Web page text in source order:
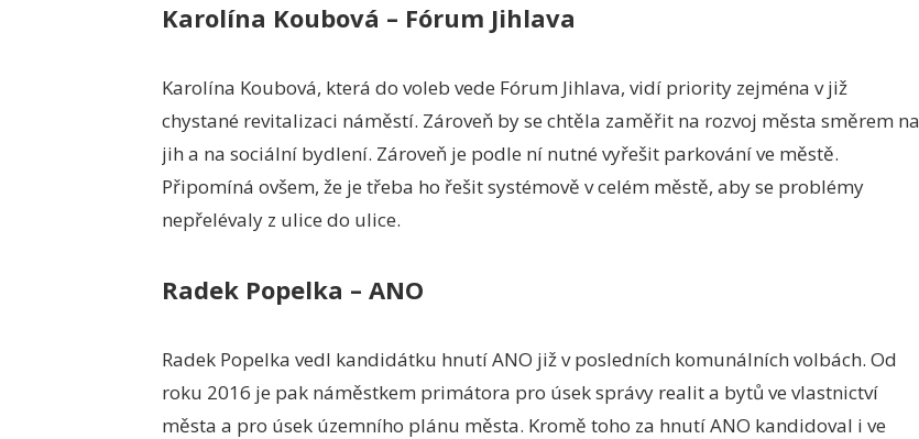
Karolína Koubová – Fórum Jihlava
Karolína Koubová, která do voleb vede Fórum Jihlava, vidí priority zejména v již
chystané revitalizaci náměstí. Zároveň by se chtěla zaměřit na rozvoj města směrem na
jih a na sociální bydlení. Zároveň je podle ní nutné vyřešit parkování ve městě.
Připomíná ovšem, že je třeba ho řešit systémově v celém městě, aby se problémy
nepřelévaly z ulice do ulice.
Radek Popelka – ANO
Radek Popelka vedl kandidátku hnutí ANO již v posledních komunálních volbách. Od
roku 2016 je pak náměstkem primátora pro úsek správy realit a bytů ve vlastnictví
města a pro úsek územního plánu města. Kromě toho za hnutí ANO kandidoval i ve